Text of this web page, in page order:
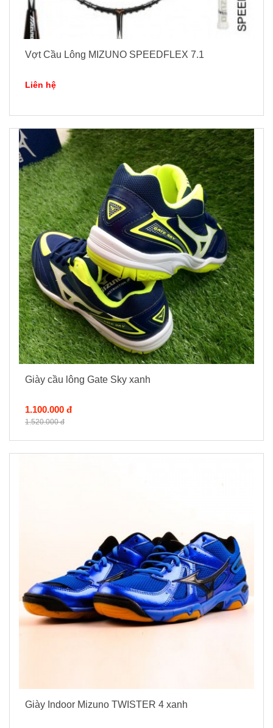
Vợt Cầu Lông MIZUNO SPEEDFLEX 7.1
Liên hệ
Giày cầu lông Gate Sky xanh
1.100.000 đ
1.520.000 đ
Giày Indoor Mizuno TWISTER 4 xanh